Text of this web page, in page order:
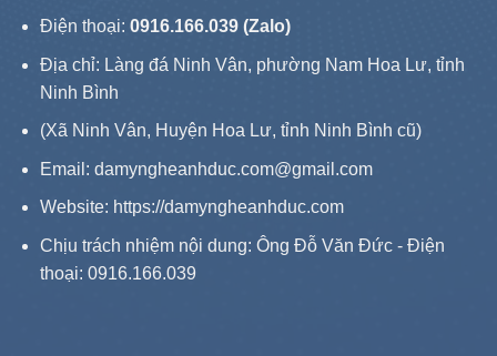
Điện thoại: 0916.166.039 (Zalo)
Địa chỉ: Làng đá Ninh Vân, phường Nam Hoa Lư, tỉnh
Ninh Bình
(Xã Ninh Vân, Huyện Hoa Lư, tỉnh Ninh Bình cũ)
Email: damyngheanhduc.com@gmail.com
Website: https://damyngheanhduc.com
Chịu trách nhiệm nội dung: Ông Đỗ Văn Đức - Điện
thoại: 0916.166.039